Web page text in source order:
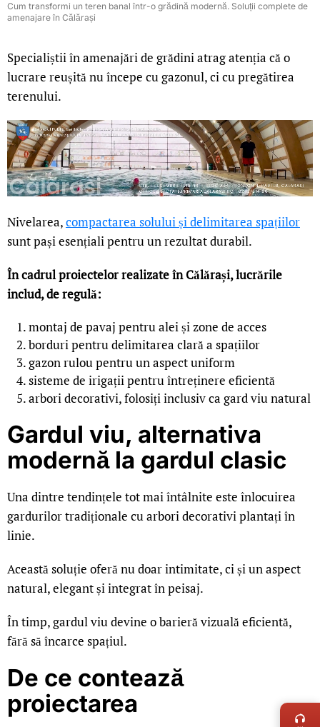
Cum transformi un teren banal într-o grădină modernă. Soluții complete de
amenajare în Călărași
Specialiștii în amenajări de grădini atrag atenția că o
lucrare reușită nu începe cu gazonul, ci cu pregătirea
terenului.
Nivelarea,compactarea solului și delimitarea spațiilor
sunt pași esențiali pentru un rezultat durabil.
În cadrul proiectelor realizate în Călărași, lucrările
includ, de regulă:
montaj de pavaj pentru alei și zone de acces
borduri pentru delimitarea clară a spațiilor
gazon rulou pentru un aspect uniform
sisteme de irigații pentru întreținere eficientă
arbori decorativi, folosiți inclusiv ca gard viu natural
Gardul viu, alternativa
modernă la gardul clasic
Una dintre tendințele tot mai întâlnite este înlocuirea
gardurilor tradiționale cu arbori decorativi plantați în
linie.
Această soluție oferă nu doar intimitate, ci și un aspect
natural, elegant și integrat în peisaj.
În timp, gardul viu devine o barieră vizuală eficientă,
fără să încarce spațiul.
De ce contează
proiectarea